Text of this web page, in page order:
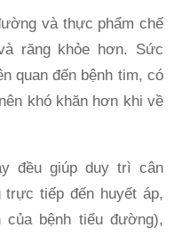
và thực phẩm chế
răng khỏe hơn. Sức
quan đến bệnh tim, có
khó khăn hơn khi về
đều giúp duy trì cân
trực tiếp đến huyết áp,
của bệnh tiểu đường),